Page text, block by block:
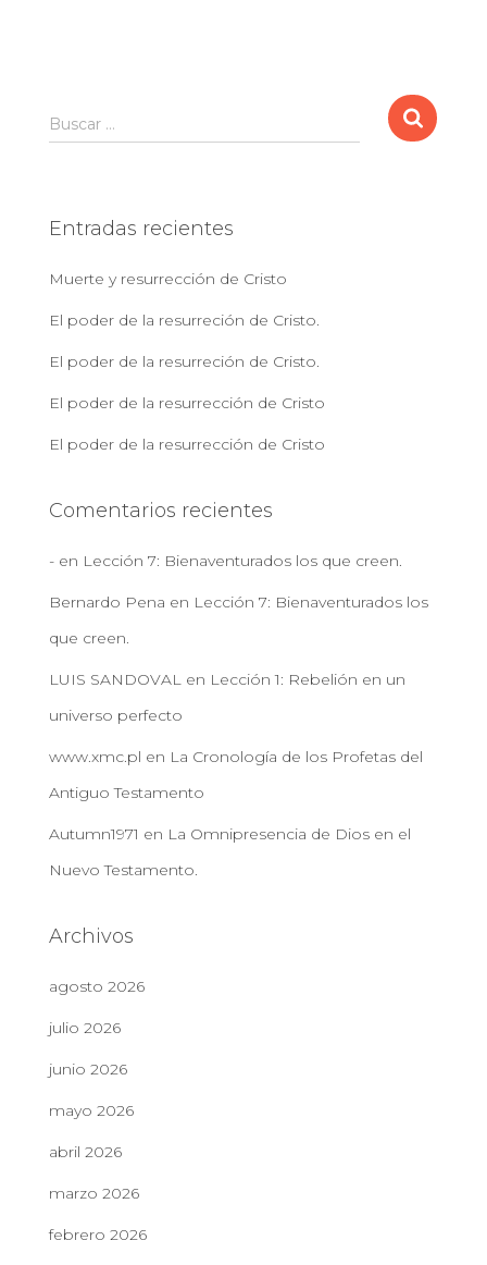
B
u
r
Buscar …
Entradas recientes
Muerte y resurrección de Cristo
El poder de la resurreción de Cristo.
El poder de la resurreción de Cristo.
El poder de la resurrección de Cristo
El poder de la resurrección de Cristo
Comentarios recientes
- en Lección 7: Bienaventurados los que creen.
Bernardo Pena en Lección 7: Bienaventurados los
que creen.
LUIS SANDOVAL en Lección 1: Rebelión en un
universo perfecto
www.xmc.pl en La Cronología de los Profetas del
Antiguo Testamento
Autumn1971 en La Omnipresencia de Dios en el
Nuevo Testamento.
Archivos
agosto 2026
julio 2026
junio 2026
mayo 2026
abril 2026
marzo 2026
febrero 2026